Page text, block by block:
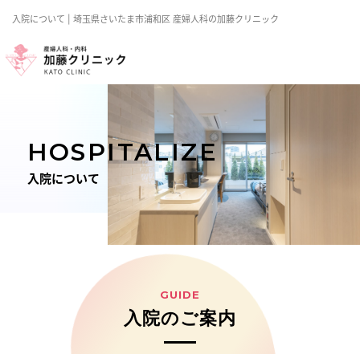
入院について | 埼玉県さいたま市浦和区 産婦人科の加藤クリニック
HOSPITALIZE
入院について
GUIDE
入院のご案内